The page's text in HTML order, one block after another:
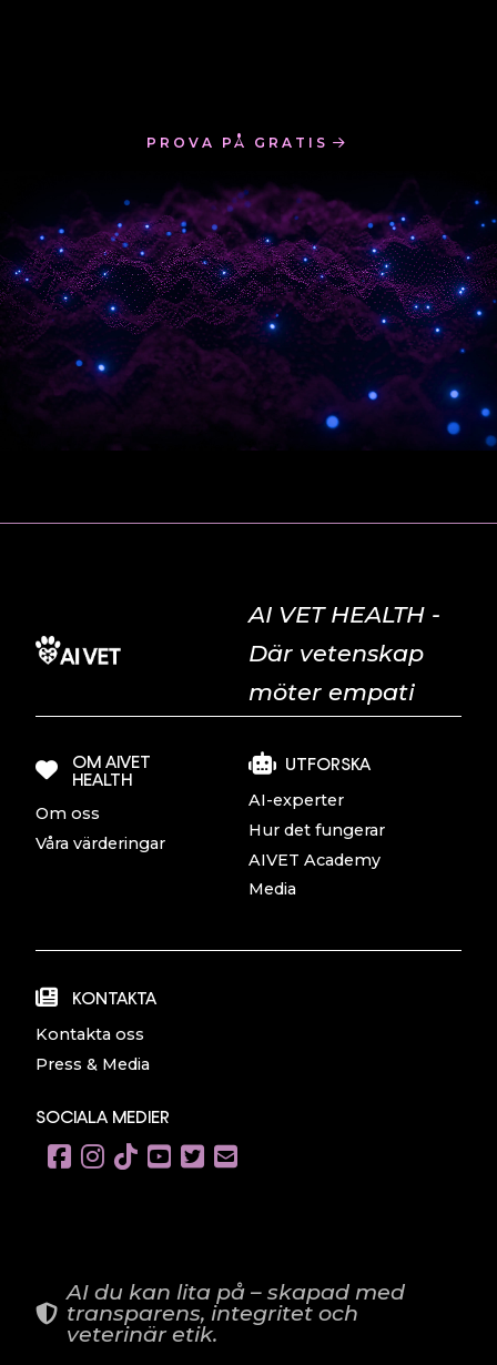
PROVA PÅ GRATIS
AI VET HEALTH -
Där vetenskap
möter empati
OM AIVET
HEALTH
Om oss
Våra värderingar
UTFORSKA
AI-experter
Hur det fungerar
AIVET Academy
Media
KONTAKTA
Kontakta oss
Press & Media
SOCIALA MEDIER
AI du kan lita på – skapad med
transparens, integritet och
veterinär etik.